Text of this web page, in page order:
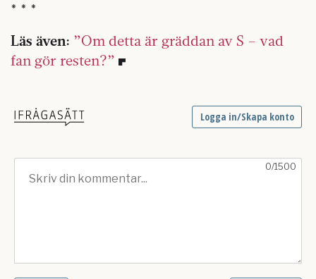
* * *
Läs även: ”Om detta är gräddan av S – vad
fan gör resten?”